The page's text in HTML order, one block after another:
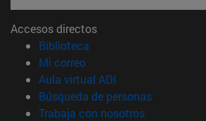
Accesos directos
Biblioteca
Mi correo(abre en nueva ventana)
Aula virtual ADI
Búsqueda de personas(abre en
Trabaja con nosotros(abre en